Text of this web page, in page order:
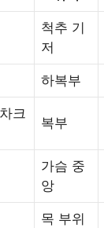
척추 기
저
하복부
크
복부
가슴 중
앙
목 부위